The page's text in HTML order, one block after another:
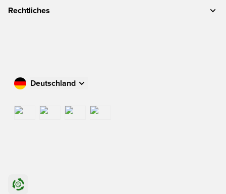
Rechtliches
Deutschland
International